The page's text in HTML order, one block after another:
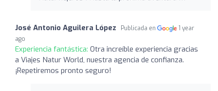
José Antonio Aguilera López Publicada en
1 year
ago
Experiencia fantástica: Otra increíble experiencia gracias
a Viajes Natur World, nuestra agencia de confianza.
¡Repetiremos pronto seguro!